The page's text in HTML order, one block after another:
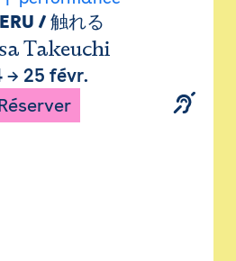
/ 触れる
Takeuchi
→ 25 févr.